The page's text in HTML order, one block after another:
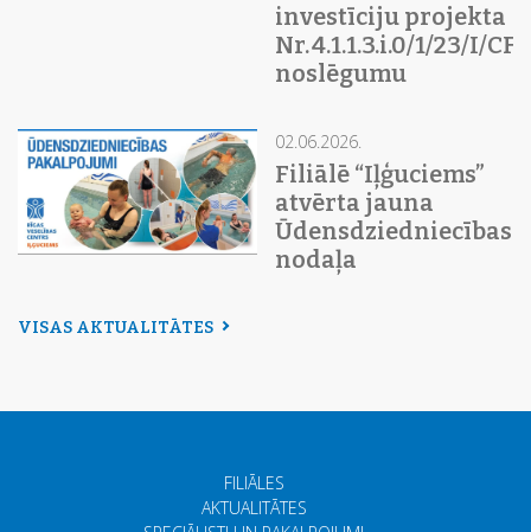
investīciju projekta
Nr. 4.1.1.3.i.0/1/23/I/
noslēgumu
02.06.2026.
Filiālē “Iļģuciems”
atvērta jauna
Ūdensdziedniecības
nodaļa
VISAS AKTUALITĀTES
FILIĀLES
AKTUALITĀTES